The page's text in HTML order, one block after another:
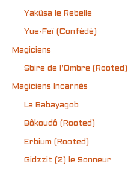
Yakûsa le Rebelle
Yue-Feï (Confédé)
Magiciens
Sbire de l’Ombre (Rooted)
Magiciens Incarnés
La Babayagob
Bôkoudô (Rooted)
Erbium (Rooted)
Gidzzit (2) le Sonneur